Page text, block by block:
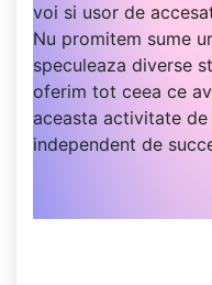
voi si usor de
Nu promitem sume
speculeaza diverse
oferim tot ceea ce
aceasta activitate
independent de